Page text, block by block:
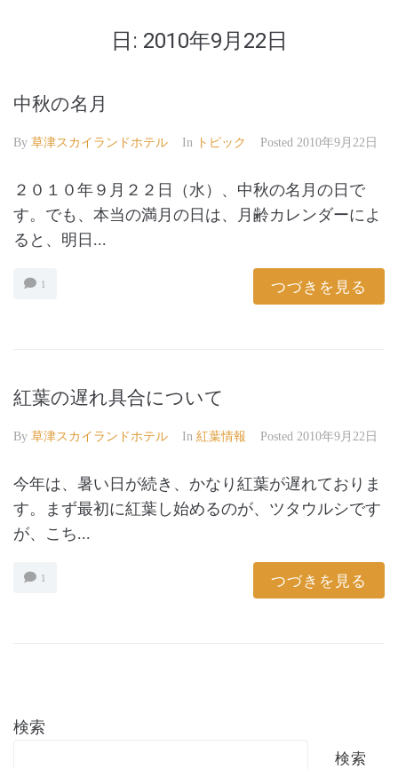
日: 2010年9月22日
中秋の名月
By 草津スカイランドホテル In トピック Posted 2010年9月22日
２０１０年９月２２日（水）、中秋の名月の日で
す。でも、本当の満月の日は、月齢カレンダーによ
ると、明日...
1 つづきを見る
紅葉の遅れ具合について
By 草津スカイランドホテル In 紅葉情報 Posted 2010年9月22日
今年は、暑い日が続き、かなり紅葉が遅れておりま
す。まず最初に紅葉し始めるのが、ツタウルシです
が、こち...
1 つづきを見る
検索
検索